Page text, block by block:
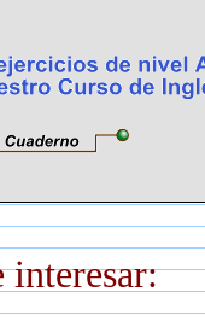
interesar: